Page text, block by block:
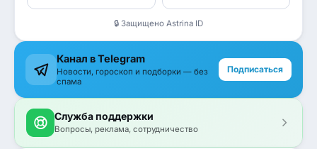
🔒 Защищено Astrina ID
Канал в Telegram
Новости, гороскоп и подборки — без
спама
Подписаться
Служба поддержки
Вопросы, реклама, сотрудничество